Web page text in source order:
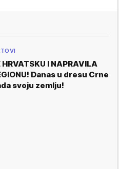
I NAPRAVILA
Danas u dresu Crne
svoju zemlju!